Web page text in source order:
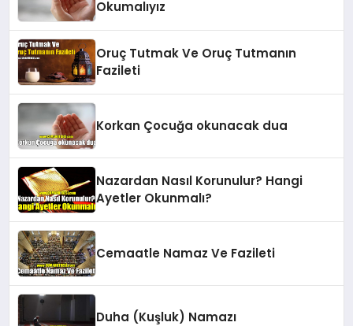
Okumalıyız
Oruç Tutmak Ve Oruç Tutmanın
Fazileti
Korkan Çocuğa okunacak dua
Nazardan Nasıl Korunulur? Hangi
Ayetler Okunmalı?
Cemaatle Namaz Ve Fazileti
Duha (Kuşluk) Namazı